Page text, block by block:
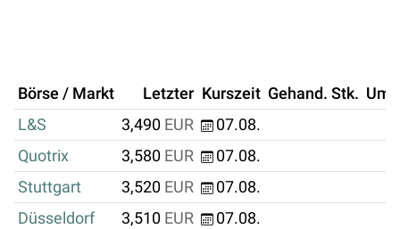
Börse / Markt Letzter Kurszeit Gehand. Stk.
L&S
3,490 EUR
07.08.
Quotrix
3,580 EUR
07.08.
Stuttgart
3,520 EUR
07.08.
Düsseldorf
3,510 EUR
07.08.